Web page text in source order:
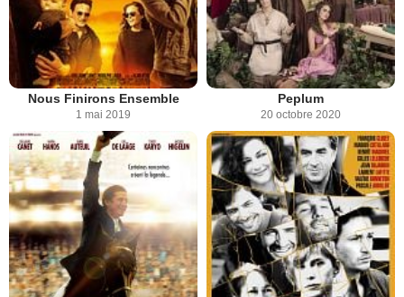
Nous Finirons Ensemble
1 mai 2019
Peplum
20 octobre 2020